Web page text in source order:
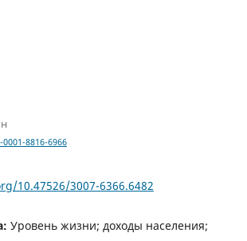
8816-6966
10.47526/3007-6366.6482
Уровень жизни; доходы населения;